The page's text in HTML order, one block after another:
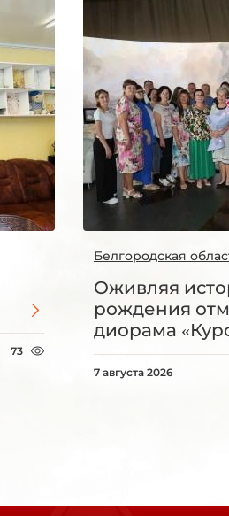
73
Белгородская
Оживляя
рождения
диорама
7 августа 2026